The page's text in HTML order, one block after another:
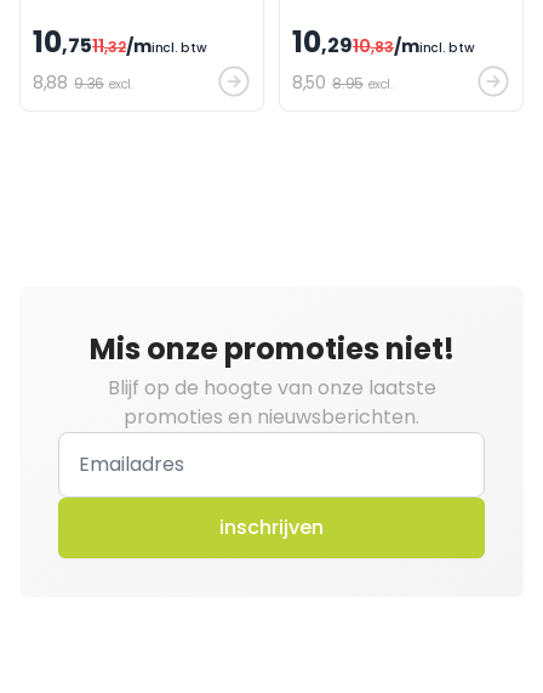
maken.
10,7511,32/mincl. btw
8,88 9.36 excl.
vertrouwen.
10,2910,83/mincl. btw
8,50 8.95 excl.
Mis onze promoties niet!
Blijf op de hoogte van onze laatste
promoties en nieuwsberichten.
inschrijven